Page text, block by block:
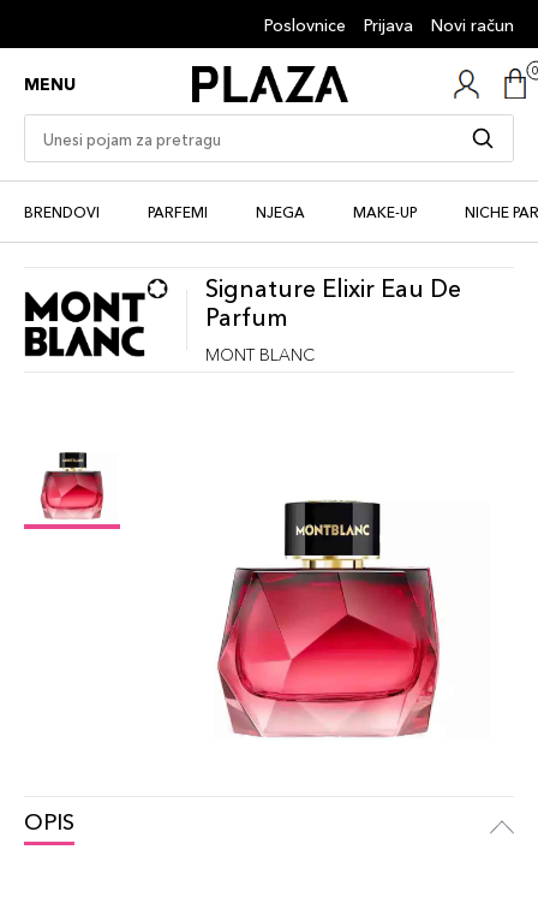
Poslovnice Prijava Novi račun
MENU
BRENDOVI PARFEMI NJEGA MAKE-UP NICHE
Signature Elixir Eau De
Parfum
MONT BLANC
OPIS